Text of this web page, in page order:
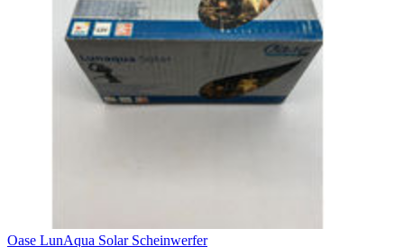
Oase LunAqua Solar Scheinwerfer